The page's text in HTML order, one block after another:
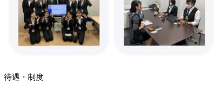
待遇・制度